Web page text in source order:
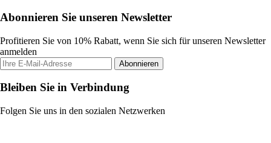
Abonnieren Sie unseren Newsletter
Profitieren Sie von 10% Rabatt, wenn Sie sich für unseren Newsletter
anmelden
Abonnieren
Bleiben Sie in Verbindung
Folgen Sie uns in den sozialen Netzwerken